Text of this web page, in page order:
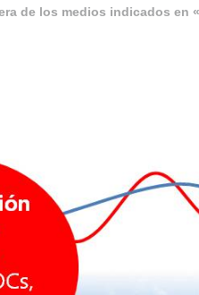
de los medios indicados en